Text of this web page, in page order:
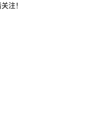
注！